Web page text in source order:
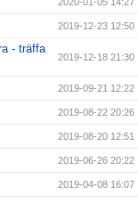
2019-12-23 12:50
- träffa
2019-12-18 21:30
2019-09-21 12:22
2019-08-22 20:26
2019-08-20 12:51
2019-06-26 20:22
2019-04-08 16:07